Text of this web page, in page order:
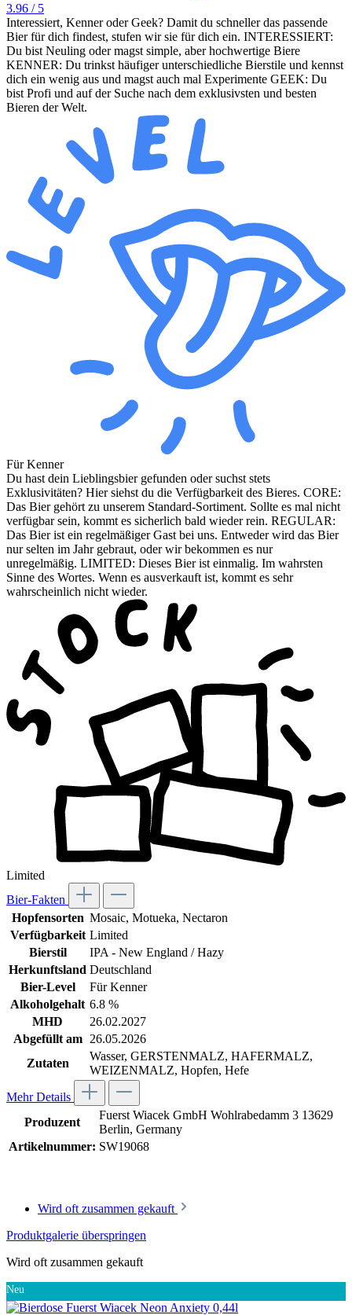
3.96 / 5
Interessiert, Kenner oder Geek? Damit du schneller das passende
Bier für dich findest, stufen wir sie für dich ein. INTERESSIERT:
Du bist Neuling oder magst simple, aber hochwertige Biere
KENNER: Du trinkst häufiger unterschiedliche Bierstile und kennst
dich ein wenig aus und magst auch mal Experimente GEEK: Du
bist Profi und auf der Suche nach dem exklusivsten und besten
Bieren der Welt.
Für Kenner
Du hast dein Lieblingsbier gefunden oder suchst stets
Exklusivitäten? Hier siehst du die Verfügbarkeit des Bieres. CORE:
Das Bier gehört zu unserem Standard-Sortiment. Sollte es mal nicht
verfügbar sein, kommt es sicherlich bald wieder rein. REGULAR:
Das Bier ist ein regelmäßiger Gast bei uns. Entweder wird das Bier
nur selten im Jahr gebraut, oder wir bekommen es nur
unregelmäßig. LIMITED: Dieses Bier ist einmalig. Im wahrsten
Sinne des Wortes. Wenn es ausverkauft ist, kommt es sehr
wahrscheinlich nicht wieder.
Limited
Bier-Fakten
Hopfensorten Mosaic, Motueka, Nectaron
Verfügbarkeit Limited
Bierstil
IPA - New England / Hazy
Herkunftsland Deutschland
Bier-Level
Für Kenner
Alkoholgehalt 6.8 %
MHD
26.02.2027
Abgefüllt am
26.05.2026
Zutaten
Wasser, GERSTENMALZ, HAFERMALZ,
WEIZENMALZ, Hopfen, Hefe
Mehr Details
Produzent
Fuerst Wiacek GmbH Wohlrabedamm 3 13629
Berlin, Germany
Artikelnummer: SW19068
Wird oft zusammen gekauft
Produktgalerie überspringen
Wird oft zusammen gekauft
Neu